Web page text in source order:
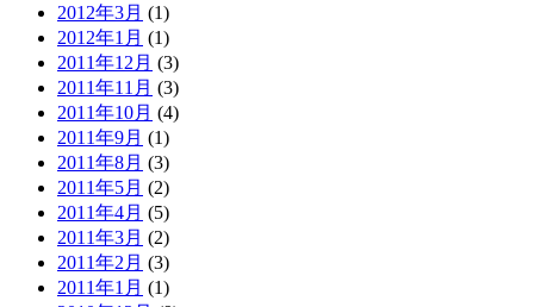
2012年3月 (1)
2012年1月 (1)
2011年12月 (3)
2011年11月 (3)
2011年10月 (4)
2011年9月 (1)
2011年8月 (3)
2011年5月 (2)
2011年4月 (5)
2011年3月 (2)
2011年2月 (3)
2011年1月 (1)